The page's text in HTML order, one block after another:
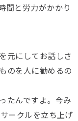
間と労力がかかり
元にしてお話しさ
のを人に勧めるの
たんですよ。今み
ークルを立ち上げ